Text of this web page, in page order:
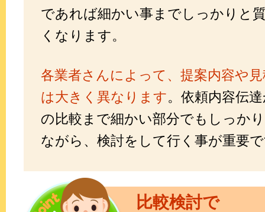
であれば細かい事までしっかりと
くなります。
各業者さんによって、提案内容や
は大きく異なります。依頼内容伝
の比較まで細かい部分でもしっか
ながら、検討をして行く事が重要
比較検討で